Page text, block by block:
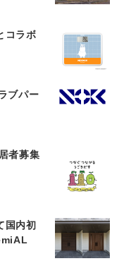
コラボ
ブパー
者募集
国内初